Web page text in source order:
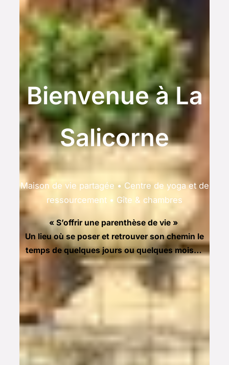
Bienvenue à La
Salicorne
Maison de vie partagée • Centre de yoga et de
ressourcement • Gîte & chambres
« S’offrir une parenthèse de vie »
Un lieu où se poser et retrouver son chemin le
temps de quelques jours ou quelques mois…